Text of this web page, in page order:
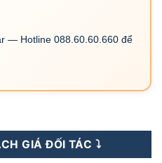
— Hotline 088.60.60.660 để
Hybrid Huawei 25kW 3 Pha số
GIÁ ĐỐI TÁC ⤵️